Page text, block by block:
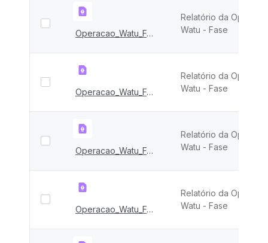
Operacao_Watu_FASE_XIV
Relatório da
Watu - Fase
Operacao_Watu_FASE_XIII
Relatório da
Watu - Fase
Operacao_Watu_FASE_XII
Relatório da
Watu - Fase
Operacao_Watu_FASE_XI
Relatório da
Watu - Fase